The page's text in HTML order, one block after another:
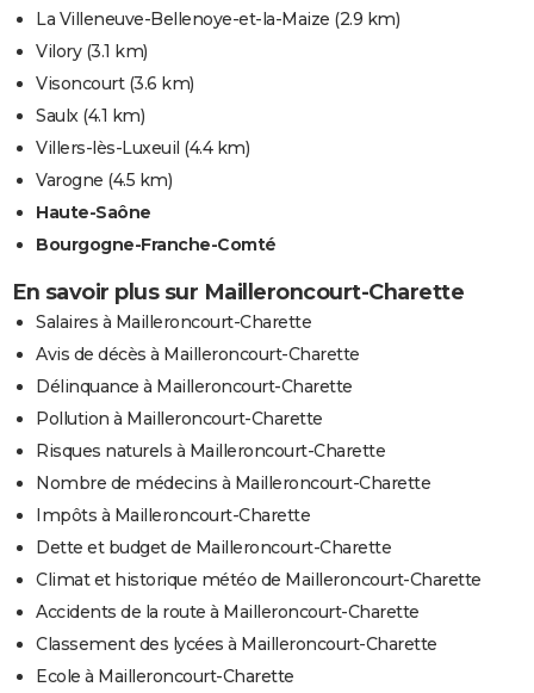
La Villeneuve-Bellenoye-et-la-Maize (2.9 km)
Vilory(3.1 km)
Visoncourt(3.6 km)
Saulx(4.1 km)
Villers-lès-Luxeuil (4.4 km)
Varogne (4.5 km)
Haute-Saône
Bourgogne-Franche-Comté
En savoir plus sur Mailleroncourt-Charette
Salaires à Mailleroncourt-Charette
Avis de décès à Mailleroncourt-Charette
Délinquance à Mailleroncourt-Charette
Pollution à Mailleroncourt-Charette
Risques naturels à Mailleroncourt-Charette
Nombre de médecins à Mailleroncourt-Charette
Impôts à Mailleroncourt-Charette
Dette et budget de Mailleroncourt-Charette
Climat et historique météo de Mailleroncourt-Charette
Accidents de la route à Mailleroncourt-Charette
Classement des lycées à Mailleroncourt-Charette
Ecole à Mailleroncourt-Charette